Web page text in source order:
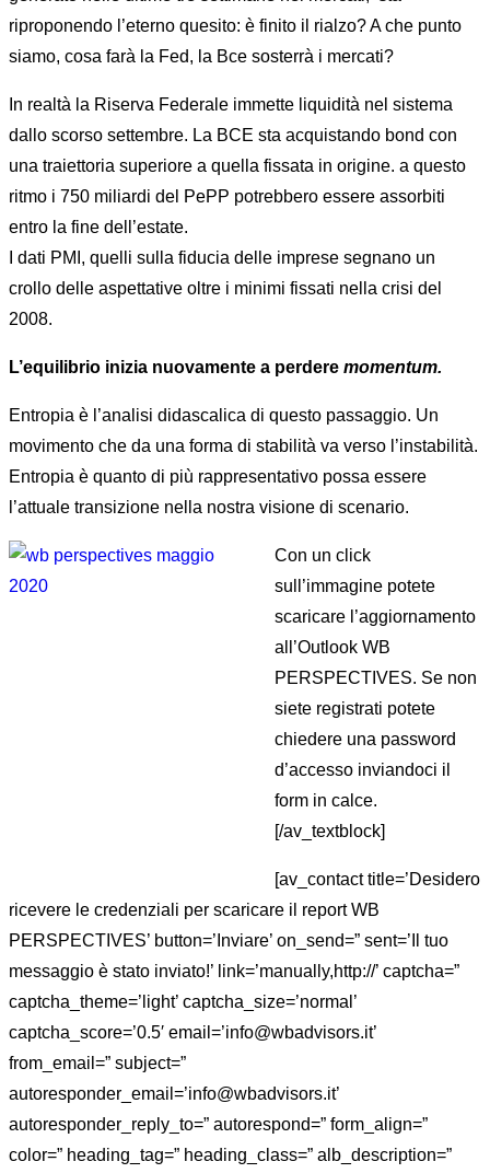
riproponendo l’eterno quesito: è finito il rialzo? A che punto
siamo, cosa farà la Fed, la Bce sosterrà i mercati?
In realtà la Riserva Federale immette liquidità nel sistema
dallo scorso settembre. La BCE sta acquistando bond con
una traiettoria superiore a quella fissata in origine. a questo
ritmo i 750 miliardi del PePP potrebbero essere assorbiti
entro la fine dell’estate.
I dati PMI, quelli sulla fiducia delle imprese segnano un
crollo delle aspettative oltre i minimi fissati nella crisi del
2008.
L’equilibrio inizia nuovamente a perdere momentum.
Entropia è l’analisi didascalica di questo passaggio. Un
movimento che da una forma di stabilità va verso l’instabilità.
Entropia è quanto di più rappresentativo possa essere
l’attuale transizione nella nostra visione di scenario.
Con un click
sull’immagine potete
scaricare l’aggiornamento
all’Outlook WB
PERSPECTIVES. Se non
siete registrati potete
chiedere una password
d’accesso inviandoci il
form in calce.
[/av_textblock]
[av_contact title=’Desidero
ricevere le credenziali per scaricare il report WB
PERSPECTIVES’ button=’Inviare’ on_send=” sent=’Il tuo
messaggio è stato inviato!’ link=’manually,http://’ captcha=”
captcha_theme=’light’ captcha_size=’normal’
captcha_score=’0.5′ email=’info@wbadvisors.it’
from_email=” subject=”
autoresponder_email=’info@wbadvisors.it’
autoresponder_reply_to=” autorespond=” form_align=”
color=” heading_tag=” heading_class=” alb_description=”